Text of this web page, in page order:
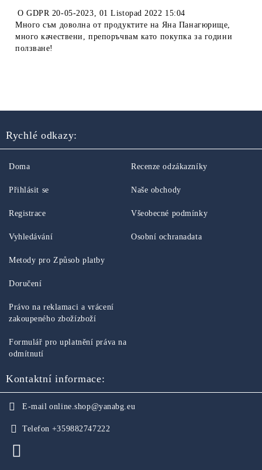
OGDPR 20-05-2023, 01 Listopad 2022 15:04
Много съм доволна от продуктите на Яна Панагюрище,
много качествени, препоръчвам като покупка за години
ползване!
Rychlé odkazy:
Doma
Přihlásit se
Registrace
Vyhledávání
Recenze odzákazníky
Naše obchody
Všeobecné podmínky
Osobní ochranadata
Metody pro Způsob platby
Doručení
Právo na reklamaci a vrácení
zakoupeného zbožízboží
Formulář pro uplatnění práva na
odmítnutí
Kontaktní informace:
E-mail online.shop@yanabg.eu
Telefon +359882747222